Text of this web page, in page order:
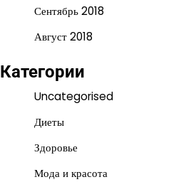
Сентябрь 2018
Август 2018
Категории
Uncategorised
Диеты
Здоровье
Мода и красота